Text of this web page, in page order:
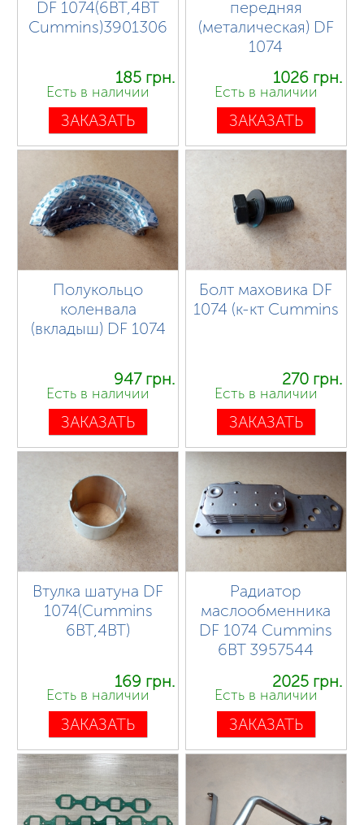
DF 1074(6BT,4BT
Cummins)3901306
185 грн.
Есть в наличии
ЗАКАЗАТЬ
передняя
(металическая) DF
1074
1026 грн.
Есть в наличии
ЗАКАЗАТЬ
Полукольцо
коленвала
(вкладыш) DF 1074
947 грн.
Есть в наличии
ЗАКАЗАТЬ
Болт маховика DF
1074 (к-кт Cummins
270 грн.
Есть в наличии
ЗАКАЗАТЬ
Втулка шатуна DF
1074(Cummins
6BT,4BT)
169 грн.
Есть в наличии
ЗАКАЗАТЬ
Радиатор
маслообменника
DF 1074 Cummins
6BT 3957544
2025 грн.
Есть в наличии
ЗАКАЗАТЬ